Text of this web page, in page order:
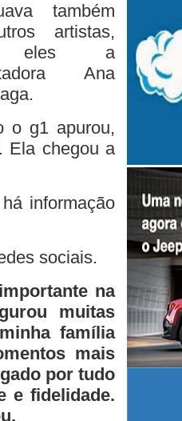
também
artistas,
eles a
Ana
o g1 apurou,
Ela chegou a
informação
sociais.
na
muitas
família
mais
por tudo
e fidelidade.